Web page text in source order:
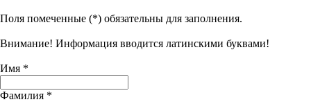
Поля помеченные (*) обязательны для заполнения.
Внимание! Информация вводится латинскими буквами!
Имя *
Фамилия *